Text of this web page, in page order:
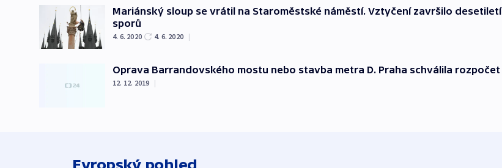
Mariánský sloup se vrátil na Staroměstské náměstí. Vztyčení završilo desetiletí
sporů
4. 6. 2020 4. 6. 2020 |
Oprava Barrandovského mostu nebo stavba metra D. Praha schválila rozpočet
12. 12. 2019 |
Evropský pohled